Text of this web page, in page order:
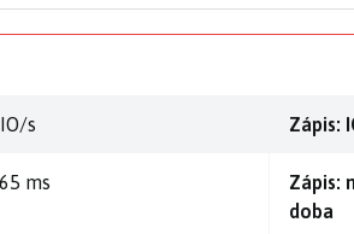
s Zápis:
ms
Zápis:
doba